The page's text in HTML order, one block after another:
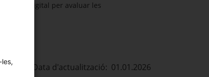
digital per avaluar les
Data d'actualització: 01.01.2026